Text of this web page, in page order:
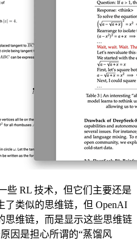
RL 技术，但它们主要还是
了类似的思维链，但 OpenAI
思维链，而是显示这些思维链
因是担心所谓的“蒸馏风